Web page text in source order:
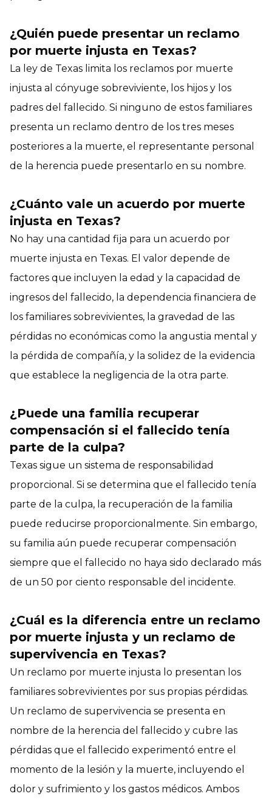
¿Quién puede presentar un reclamo
por muerte injusta en Texas?
La ley de Texas limita los reclamos por muerte
injusta al cónyuge sobreviviente, los hijos y los
padres del fallecido. Si ninguno de estos familiares
presenta un reclamo dentro de los tres meses
posteriores a la muerte, el representante personal
de la herencia puede presentarlo en su nombre.
¿Cuánto vale un acuerdo por muerte
injusta en Texas?
No hay una cantidad fija para un acuerdo por
muerte injusta en Texas. El valor depende de
factores que incluyen la edad y la capacidad de
ingresos del fallecido, la dependencia financiera de
los familiares sobrevivientes, la gravedad de las
pérdidas no económicas como la angustia mental y
la pérdida de compañía, y la solidez de la evidencia
que establece la negligencia de la otra parte.
¿Puede una familia recuperar
compensación si el fallecido tenía
parte de la culpa?
Texas sigue un sistema de responsabilidad
proporcional. Si se determina que el fallecido tenía
parte de la culpa, la recuperación de la familia
puede reducirse proporcionalmente. Sin embargo,
su familia aún puede recuperar compensación
siempre que el fallecido no haya sido declarado más
de un 50 por ciento responsable del incidente.
¿Cuál es la diferencia entre un reclamo
por muerte injusta y un reclamo de
supervivencia en Texas?
Un reclamo por muerte injusta lo presentan los
familiares sobrevivientes por sus propias pérdidas.
Un reclamo de supervivencia se presenta en
nombre de la herencia del fallecido y cubre las
pérdidas que el fallecido experimentó entre el
momento de la lesión y la muerte, incluyendo el
dolor y sufrimiento y los gastos médicos. Ambos